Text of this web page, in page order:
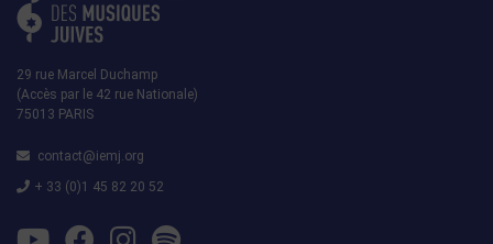
29 rue Marcel Duchamp
(Accès par le 42 rue Nationale)
75013 PARIS
contact@iemj.org
+ 33 (0)1 45 82 20 52